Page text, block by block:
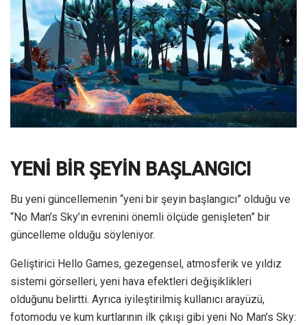
YENİ BİR ŞEYİN BAŞLANGICI
Bu yeni güncellemenin “yeni bir şeyin başlangıcı” olduğu ve
“No Man’s Sky’ın evrenini önemli ölçüde genişleten” bir
güncelleme olduğu söyleniyor.
Geliştirici Hello Games, gezegensel, atmosferik ve yıldız
sistemi görselleri, yeni hava efektleri değişiklikleri
olduğunu belirtti. Ayrıca iyileştirilmiş kullanıcı arayüzü,
fotomodu ve kum kurtlarının ilk çıkışı gibi yeni No Man’s Sky: